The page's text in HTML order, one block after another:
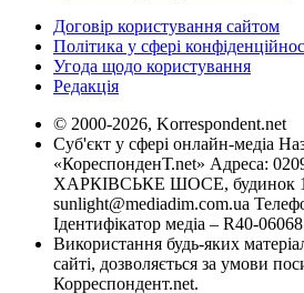
Договір користування сайтом
Політика у сфері
Угода щодо користування
Редакція
© 2000-2026, Korrespondent.net
Суб'єкт у сфері онлайн-медіа
«КореспонденТ.net» Адреса:
ХАРКІВСЬКЕ ШОСЕ, будинок
sunlight@mediadim.com.ua
Ідентифікатор медіа – R40-06068
Використання будь-яких
сайті, дозволяється за умови
Корреспондент.net.